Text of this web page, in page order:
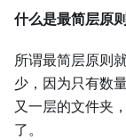
什么是最简层原
所谓最简层原则
少，因为只有数
又一层的文件夹
了。